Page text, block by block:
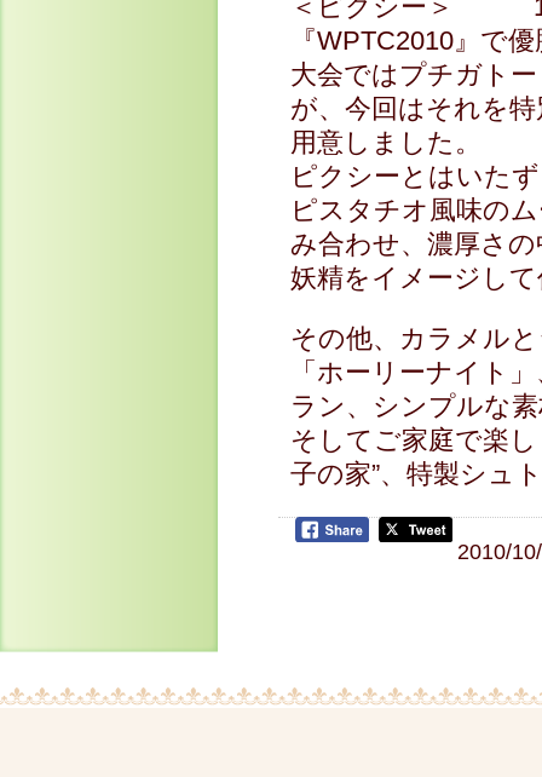
＜ピクシー＞
『WPTC2010』で
大会ではプチガト
が、今回はそれを
用意しました。
ピクシーとはいた
ピスタチオ風味の
み合わせ、濃厚さ
妖精をイメージし
その他、カラメル
「ホーリーナイト
ラン、シンプルな
そしてご家庭で楽
子の家”、特製シュ
2010/